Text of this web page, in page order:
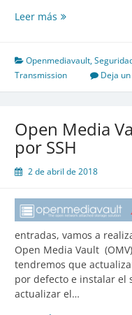
Leer más OpenMediaVault
Openmediavault,
Transmission
Deja
Open Media
por SSH
2 de abril de 2018
entradas, vamos a
Open Media Vault
tendremos que
por defecto e instalar el
actualizar el…